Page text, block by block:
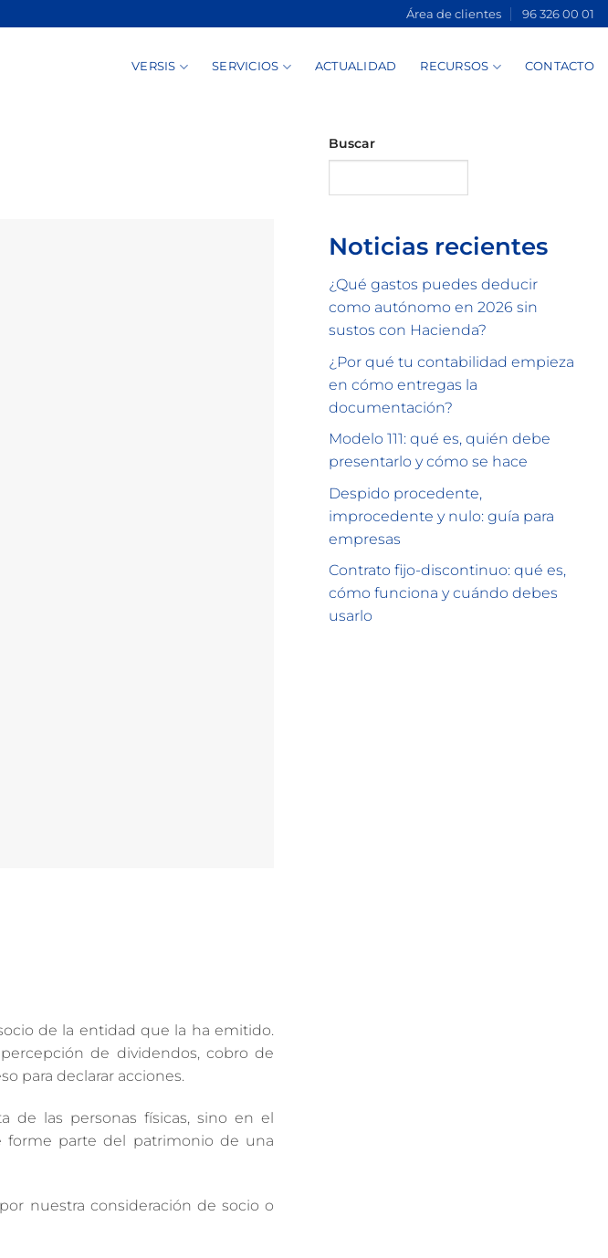
Área de clientes 96 326 00 01
VERSIS SERVICIOS ACTUALIDAD RECURSOS CONTACTO
de la entidad que la ha emitido.
de dividendos, cobro de
para declarar acciones.
de las personas físicas, sino en el
parte del patrimonio de una
nuestra consideración de socio o
Buscar
Noticias recientes
¿Qué gastos puedes deducir
como autónomo en 2026 sin
sustos con Hacienda?
¿Por qué tu contabilidad empieza
en cómo entregas la
documentación?
Modelo 111: qué es, quién debe
presentarlo y cómo se hace
Despido procedente,
improcedente y nulo: guía para
empresas
Contrato fijo-discontinuo: qué es,
cómo funciona y cuándo debes
usarlo